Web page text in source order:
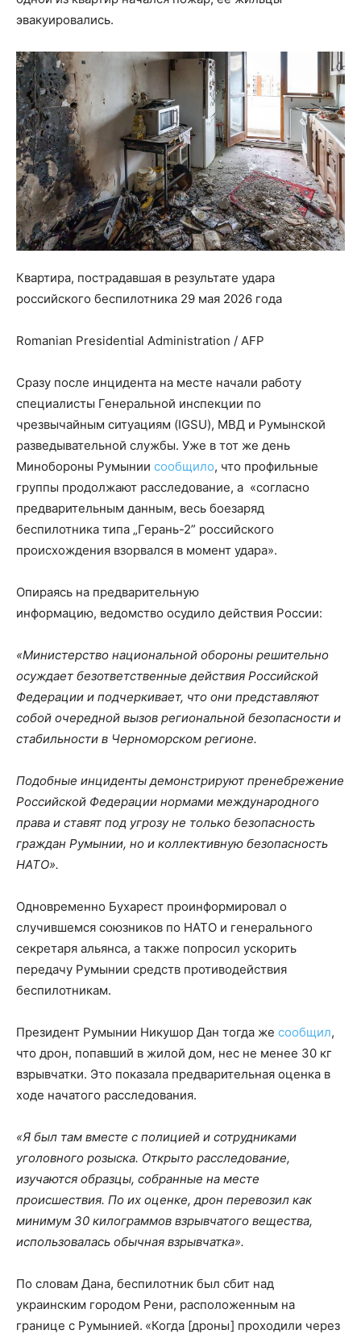
эвакуировались.
Квартира, пострадавшая в результате удара
российского беспилотника 29 мая 2026 года
Romanian Presidential Administration / AFP
Сразу после инцидента на месте начали работу
специалисты Генеральной инспекции по
чрезвычайным ситуациям (IGSU), МВД и Румынской
разведывательной службы. Уже в тот же день
Минобороны Румынии сообщило, что профильные
группы продолжают расследование, а «согласно
предварительным данным, весь боезаряд
беспилотника типа „Герань-2” российского
происхождения взорвался в момент удара».
Опираясь на предварительную
информацию, ведомство осудило действия России:
«Министерство национальной обороны решительно
осуждает безответственные действия Российской
Федерации и подчеркивает, что они представляют
собой очередной вызов региональной безопасности и
стабильности в Черноморском регионе.
Подобные инциденты демонстрируют пренебрежение
Российской Федерации нормами международного
права и ставят под угрозу не только безопасность
граждан Румынии, но и коллективную безопасность
НАТО».
Одновременно Бухарест проинформировал о
случившемся союзников по НАТО и генерального
секретаря альянса, а также попросил ускорить
передачу Румынии средств противодействия
беспилотникам.
Президент Румынии Никушор Дан тогда же сообщил,
что дрон, попавший в жилой дом, нес не менее 30 кг
взрывчатки. Это показала предварительная оценка в
ходе начатого расследования.
«Я был там вместе с полицией и сотрудниками
уголовного розыска. Открыто расследование,
изучаются образцы, собранные на месте
происшествия. По их оценке, дрон перевозил как
минимум 30 килограммов взрывчатого вещества,
использовалась обычная взрывчатка».
По словам Дана, беспилотник был сбит над
украинским городом Рени, расположенным на
границе с Румынией. «Когда [дроны] проходили через